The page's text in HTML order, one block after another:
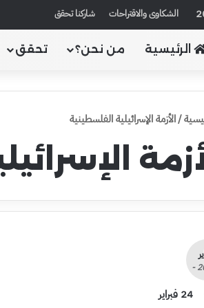
الشكاوى والاقتراحات شاركنا تحقق
الرئيسية من نحن؟ تحقق
/الأزمة الإسرائيلية الفلسطينية
24 فبراير